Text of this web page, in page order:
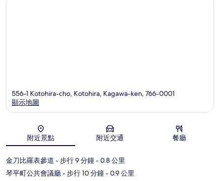
地圖
556-1 Kotohira-cho, Kotohira, Kagawa-ken, 766-0001
顯示地圖
附近景點 附近交通 餐廳
金刀比羅表參道 - 步行 9 分鐘- 0.8 公里
琴平町公共會議廳- 步行 10 分鐘- 0.9 公里